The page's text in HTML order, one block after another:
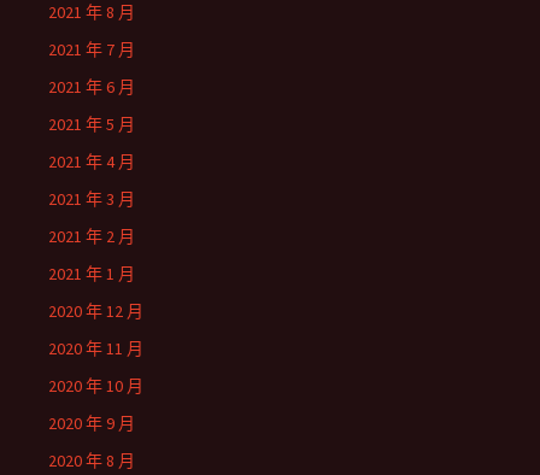
2021 年 8 月
2021 年 7 月
2021 年 6 月
2021 年 5 月
2021 年 4 月
2021 年 3 月
2021 年 2 月
2021 年 1 月
2020 年 12 月
2020 年 11 月
2020 年 10 月
2020 年 9 月
2020 年 8 月